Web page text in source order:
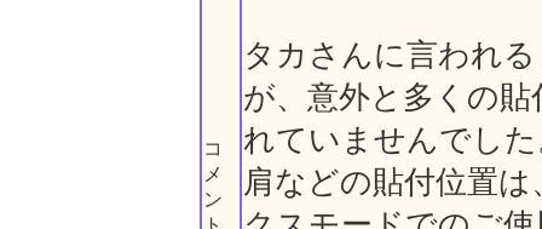
コ
メ
ン
ト
タカさんに言われ
が、意外と多くの
れていませんでし
肩などの貼付位置